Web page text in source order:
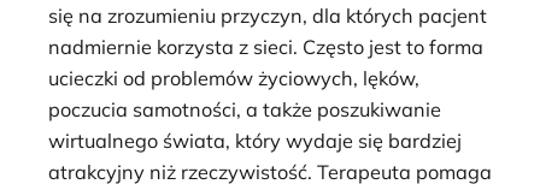
się na zrozumieniu przyczyn, dla których pacjent
nadmiernie korzysta z sieci. Często jest to forma
ucieczki od problemów życiowych, lęków,
poczucia samotności, a także poszukiwanie
wirtualnego świata, który wydaje się bardziej
atrakcyjny niż rzeczywistość. Terapeuta pomaga